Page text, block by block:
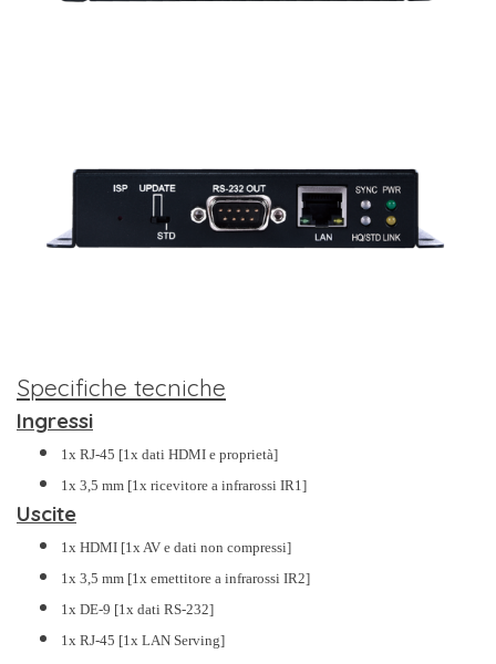
Specifiche tecniche
Ingressi
1x RJ-45 [1x dati HDMI e proprietà]
1x 3,5 mm [1x ricevitore a infrarossi IR1]
Uscite
1x HDMI [1x AV e dati non compressi]
1x 3,5 mm [1x emettitore a infrarossi IR2]
1x DE-9 [1x dati RS-232]
1x RJ-45 [1x LAN Serving]